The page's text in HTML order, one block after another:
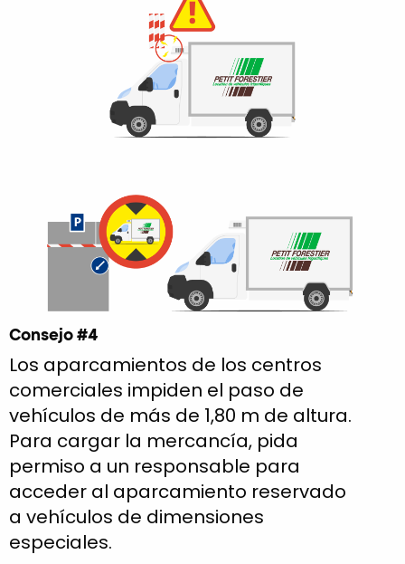
Consejo #4
Los aparcamientos de los centros
comerciales impiden el paso de
vehículos de más de 1,80 m de altura.
Para cargar la mercancía, pida
permiso a un responsable para
acceder al aparcamiento reservado
a vehículos de dimensiones
especiales.